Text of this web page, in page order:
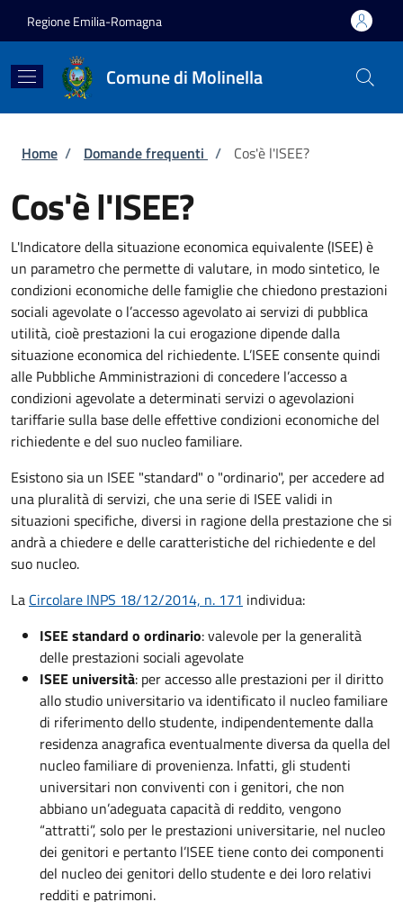
Regione Emilia-Romagna
Comune di Molinella
Briciole di pane
Home / Domande frequenti / Cos'è l'ISEE?
Cos'è l'ISEE?
L'Indicatore della situazione economica equivalente (ISEE) è
un parametro che permette di valutare, in modo sintetico, le
condizioni economiche delle famiglie che chiedono prestazioni
sociali agevolate o l’accesso agevolato ai servizi di pubblica
utilità, cioè prestazioni la cui erogazione dipende dalla
situazione economica del richiedente. L’ISEE consente quindi
alle Pubbliche Amministrazioni di concedere l’accesso a
condizioni agevolate a determinati servizi o agevolazioni
tariffarie sulla base delle effettive condizioni economiche del
richiedente e del suo nucleo familiare.
Esistono sia un ISEE "standard" o "ordinario", per accedere ad
una pluralità di servizi, che una serie di ISEE validi in
situazioni specifiche, diversi in ragione della prestazione che si
andrà a chiedere e delle caratteristiche del richiedente e del
suo nucleo.
La Circolare INPS 18/12/2014, n. 171 individua:
ISEE standard o ordinario: valevole per la generalità
delle prestazioni sociali agevolate
ISEE università: per accesso alle prestazioni per il diritto
allo studio universitario va identificato il nucleo familiare
di riferimento dello studente, indipendentemente dalla
residenza anagrafica eventualmente diversa da quella del
nucleo familiare di provenienza. Infatti, gli studenti
universitari non conviventi con i genitori, che non
abbiano un’adeguata capacità di reddito, vengono
“attratti”, solo per le prestazioni universitarie, nel nucleo
dei genitori e pertanto l’ISEE tiene conto dei componenti
del nucleo dei genitori dello studente e dei loro relativi
redditi e patrimoni.